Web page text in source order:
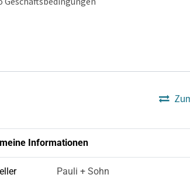
Informationen
Pauli + Sohn